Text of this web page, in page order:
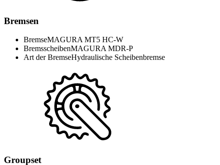
Bremsen
BremseMAGURA MT5 HC-W
BremsscheibenMAGURA MDR-P
Art der BremseHydraulische Scheibenbremse
Groupset